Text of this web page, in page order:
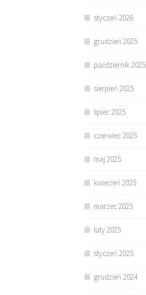
styczeń 2026
grudzień 2025
październik 2025
sierpień 2025
lipiec 2025
czerwiec 2025
maj 2025
kwiecień 2025
marzec 2025
luty 2025
styczeń 2025
grudzień 2024